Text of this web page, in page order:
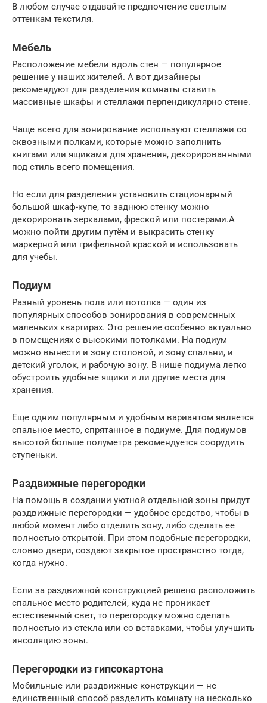
В любом случае отдавайте предпочтение светлым
оттенкам текстиля.
Мебель
Расположение мебели вдоль стен — популярное
решение у наших жителей. А вот дизайнеры
рекомендуют для разделения комнаты ставить
массивные шкафы и стеллажи перпендикулярно стене.
Чаще всего для зонирование используют стеллажи со
сквозными полками, которые можно заполнить
книгами или ящиками для хранения, декорированными
под стиль всего помещения.
Но если для разделения установить стационарный
большой шкаф-купе, то заднюю стенку можно
декорировать зеркалами, фреской или постерами.А
можно пойти другим путём и выкрасить стенку
маркерной или грифельной краской и использовать
для учебы.
Подиум
Разный уровень пола или потолка — один из
популярных способов зонирования в современных
маленьких квартирах. Это решение особенно актуально
в помещениях с высокими потолками. На подиум
можно вынести и зону столовой, и зону спальни, и
детский уголок, и рабочую зону. В нише подиума легко
обустроить удобные ящики и ли другие места для
хранения.
Еще одним популярным и удобным вариантом является
спальное место, спрятанное в подиуме. Для подиумов
высотой больше полуметра рекомендуется соорудить
ступеньки.
Раздвижные перегородки
На помощь в создании уютной отдельной зоны придут
раздвижные перегородки — удобное средство, чтобы в
любой момент либо отделить зону, либо сделать ее
полностью открытой. При этом подобные перегородки,
словно двери, создают закрытое пространство тогда,
когда нужно.
Если за раздвижной конструкцией решено расположить
спальное место родителей, куда не проникает
естественный свет, то перегородку можно сделать
полностью из стекла или со вставками, чтобы улучшить
инсоляцию зоны.
Перегородки из гипсокартона
Мобильные или раздвижные конструкции — не
единственный способ разделить комнату на несколько